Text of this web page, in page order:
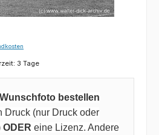
3 Tage
bestellen
Druck (nur Druck oder
ODER eine Lizenz. Andere